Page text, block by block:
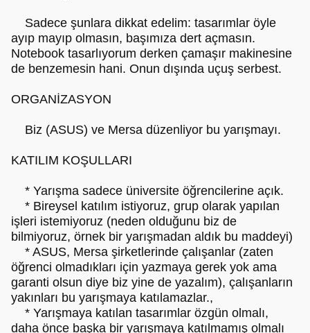
Sadece şunlara dikkat edelim: tasarımlar öyle
ayıp mayıp olmasın, başımıza dert açmasın.
Notebook tasarlıyorum derken çamaşır makinesine
de benzemesin hani. Onun dışında uçuş serbest.
ORGANİZASYON
Biz (ASUS) ve Mersa düzenliyor bu yarışmayı.
KATILIM KOŞULLARI
* Yarışma sadece üniversite öğrencilerine açık.
* Bireysel katılım istiyoruz, grup olarak yapılan
işleri istemiyoruz (neden olduğunu biz de
bilmiyoruz, örnek bir yarışmadan aldık bu maddeyi)
* ASUS, Mersa şirketlerinde çalışanlar (zaten
öğrenci olmadıkları için yazmaya gerek yok ama
garanti olsun diye biz yine de yazalım), çalışanların
yakınları bu yarışmaya katılamazlar.,
* Yarışmaya katılan tasarımlar özgün olmalı,
daha önce başka bir yarışmaya katılmamış olmalı